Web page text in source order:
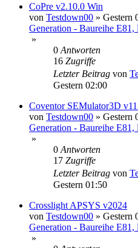
CoPre v2.10.0 Win
von Testdown00 » Gestern
Generation - Baureihe
»
0 Antworten
16 Zugriffe
Letzter Beitrag von
Gestern 02:00
Coventor SEMulator3D
von Testdown00 » Gestern
Generation - Baureihe
»
0 Antworten
17 Zugriffe
Letzter Beitrag von
Gestern 01:50
Crosslight APSYS v2024
von Testdown00 » Gestern
Generation - Baureihe
»